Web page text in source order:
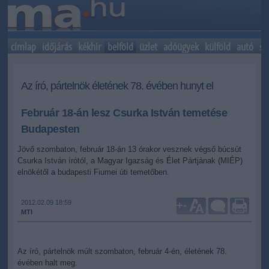
címlap időjárás kékhír belföld üzlet adóügyek külföld autó
Az író, pártelnök életének 78. évében hunyt el
Február 18-án lesz Csurka István temetése
Budapesten
Jövő szombaton, február 18-án 13 órakor vesznek végső búcsút
Csurka István írótól, a Magyar Igazság és Élet Pártjának (MIÉP)
elnökétől a budapesti Fiumei úti temetőben.
2012.02.09 18:59
MTI
+-
Az író, pártelnök múlt szombaton, február 4-én, életének 78.
évében halt meg.